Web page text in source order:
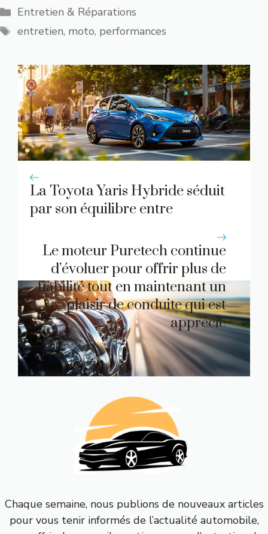
Catégories
Entretien & Réparations
Étiquettes
entretien, moto, performances
La Toyota Yaris Hybride séduit
par son équilibre entre
en ville
Le moteur Puretech continue
d’évoluer pour offrir plus de
fiabilité tout en maintenant un
plaisir de conduite qui est
apprécié
Chaque semaine, nous publions de nouveaux articles
pour vous tenir informés de l’actualité automobile,